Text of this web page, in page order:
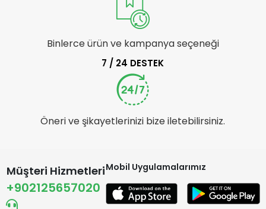
Binlerce ürün ve kampanya seçeneği
7 / 24 DESTEK
Öneri ve şikayetlerinizi bize iletebilirsiniz.
Müşteri Hizmetleri
+902125657020
Mobil Uygulamalarımız